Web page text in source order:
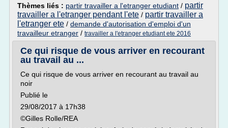
Thèmes liés : partir travailler a l'etranger etudiant / partir
travailler a l'etranger pendant l'ete / partir travailler a
l'etranger ete / demande d'autorisation d'emploi d'un
travailleur etranger / travailler a l'etranger etudiant ete 2016
Ce qui risque de vous arriver en recourant
au travail au ...
Ce qui risque de vous arriver en recourant au travail au
noir
Publié le
29/08/2017 à 17h38
©Gilles Rolle/REA